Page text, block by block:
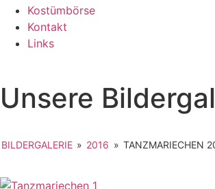
Kostümbörse
Kontakt
Links
Unsere
BILDERGALERIE » 2016 » TANZMARIECHEN